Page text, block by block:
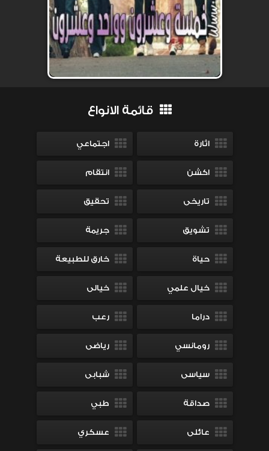
قائمة الانواع
اثارة اجتماعي
اكشن انتقام
تاريخى تحقيق
تشويق جريمة
حياة خارق للطبيعة
خيال علمي خيالى
دراما رعب
رومانسي رياضى
سياسى شبابى
صداقة طبي
عائلى عسكري